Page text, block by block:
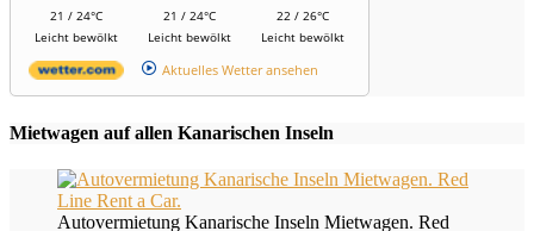
21 / 24°C
Leicht bewölkt
21 / 24°C
Leicht bewölkt
22 / 26°C
Leicht bewölkt
Aktuelles Wetter ansehen
Mietwagen auf allen Kanarischen Inseln
Autovermietung Kanarische Inseln Mietwagen. Red